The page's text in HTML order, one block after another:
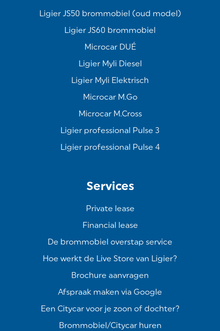
Ligier JS50 brommobiel (oud model)
Ligier JS60 brommobiel
Microcar DUÉ
Ligier Myli Diesel
Ligier Myli Elektrisch
Microcar M.Go
Microcar M.Cross
Ligier professional Pulse 3
Ligier professional Pulse 4
Services
Private lease
Financial lease
De brommobiel overstap service
Hoe werkt de Live Store van Ligier?
Brochure aanvragen
Afspraak maken via Google
Een Citycar voor je zoon of dochter?
Brommobiel/Citycar huren